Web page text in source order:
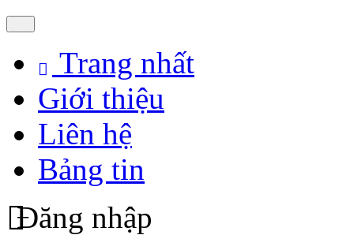
Trang nhất
Giới thiệu
Liên hệ
Bảng tin
Đăng nhập